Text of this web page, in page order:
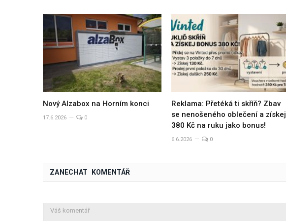
Nový Alzabox na Horním konci
17.6.2026 0
Reklama: Přetéká ti skříň? Zbav
se nenošeného oblečení a získej
380 Kč na ruku jako bonus!
6.6.2026 0
ZANECHAT KOMENTÁŘ